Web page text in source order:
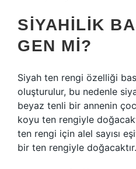
SIYAHILIK
GEN MI?
Siyah ten rengi özelliği
oluşturulur, bu nedenle
beyaz tenli bir annenin
koyu ten rengiyle
ten rengi için alel sayısı
bir ten rengiyle doğacaktır.